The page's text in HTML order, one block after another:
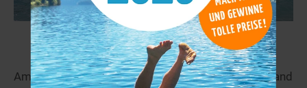
Gardasee 81,8 km
Am Fuße der Alpen auf halbem Weg zwischen Mailand